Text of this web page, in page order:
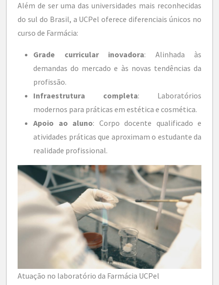
Além de ser uma das universidades mais reconhecidas
do sul do Brasil, a UCPel oferece diferenciais únicos no
curso de Farmácia:
Grade curricular inovadora: Alinhada às
demandas do mercado e às novas tendências da
profissão.
Infraestrutura completa: Laboratórios
modernos para práticas em estética e cosmética.
Apoio ao aluno: Corpo docente qualificado e
atividades práticas que aproximam o estudante da
realidade profissional.
Atuação no laboratório da Farmácia UCPel